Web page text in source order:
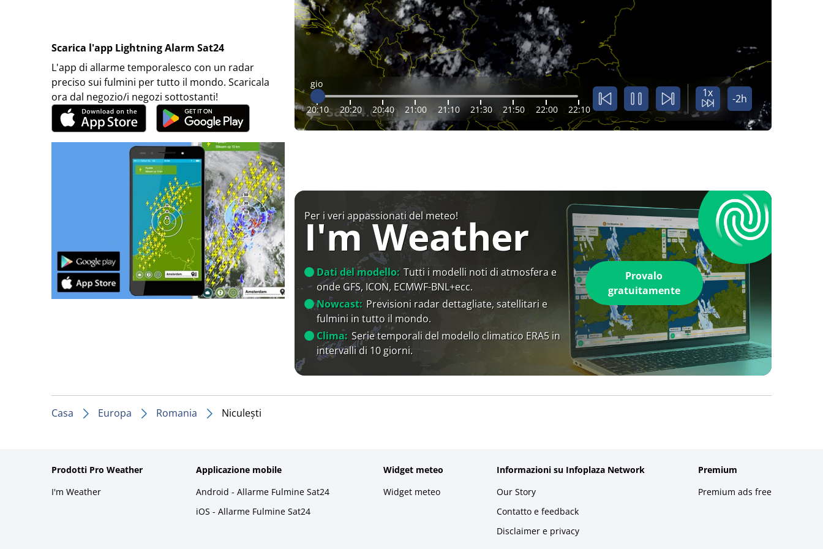
Scarica l'app Lightning Alarm Sat24
L'app di allarme temporalesco con un radar
preciso sui fulmini per tutto il mondo. Scaricala
ora dal negozio/i negozi sottostanti!
gio
20:10 20:20 20:40 21:00 21:10 21:30 21:50 22:00 22:10
1x -2h
Per i veri appassionati del meteo!
I'm Weather
Dati del modello: Tutti i modelli noti di atmosfera e
onde GFS, ICON, ECMWF-BNL+ecc.
Nowcast: Previsioni radar dettagliate, satellitari e
fulmini in tutto il mondo.
Clima: Serie temporali del modello climatico ERA5 in
intervalli di 10 giorni.
Provalo
gratuitamente
Casa Europa Romania Niculești
Prodotti Pro Weather
I'm Weather
Applicazione mobile
Android - Allarme Fulmine Sat24
iOS - Allarme Fulmine Sat24
Widget meteo
Widget meteo
Informazioni su Infoplaza Network
Our Story
Contatto e feedback
Disclaimer e privacy
Premium
Premium ads free